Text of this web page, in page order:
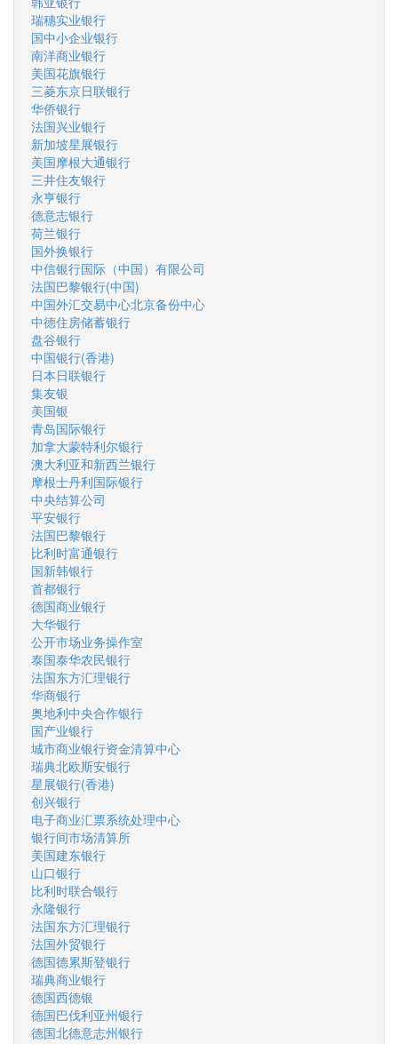
瑞穗实业银行
国中小企业银行
南洋商业银行
美国花旗银行
三菱东京日联银行
华侨银行
法国兴业银行
新加坡星展银行
美国摩根大通银行
三井住友银行
永亨银行
德意志银行
荷兰银行
国外换银行
中信银行国际（中国）有限公司
法国巴黎银行(中国)
中国外汇交易中心北京备份中心
中德住房储蓄银行
盘谷银行
中国银行(香港)
日本日联银行
集友银
美国银
青岛国际银行
加拿大蒙特利尔银行
澳大利亚和新西兰银行
摩根士丹利国际银行
中央结算公司
平安银行
法国巴黎银行
比利时富通银行
国新韩银行
首都银行
德国商业银行
大华银行
公开市场业务操作室
泰国泰华农民银行
法国东方汇理银行
华商银行
奥地利中央合作银行
国产业银行
城市商业银行资金清算中心
瑞典北欧斯安银行
星展银行(香港)
创兴银行
电子商业汇票系统处理中心
银行间市场清算所
美国建东银行
山口银行
比利时联合银行
永隆银行
法国东方汇理银行
法国外贸银行
德国德累斯登银行
瑞典商业银行
德国西德银
德国巴伐利亚州银行
德国北德意志州银行